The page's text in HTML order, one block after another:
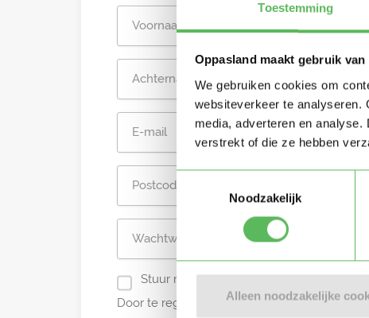
Toestemming
Oppasland maakt gebruik van
We gebruiken cookies om
websiteverkeer te analyseren.
media, adverteren en
verstrekt of die ze hebben
Toestemmingsselectie
Noodzakelijk
Alleen noodzakelijke
Stuur mij nieuwe profielen in mijn
Door te registreren ga je akkoord met de